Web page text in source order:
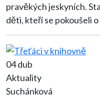
pravěkých jeskyních.
děti, kteří se pokoušeli
04 dub
Aktuality
Suchánková